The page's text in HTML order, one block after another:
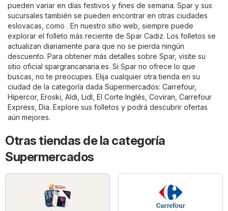
pueden variar en días festivos y fines de semana. Spar y sus
sucursales también se pueden encontrar en otras ciudades
eslovacas, como . En nuestro sitio web, siempre puede
explorar el folleto más reciente de Spar Cadiz. Los folletos se
actualizan diariamente para que no se pierda ningún
descuento. Para obtener más detalles sobre Spar, visite su
sitio oficial spargrancanaria.es. Si Spar no ofrece lo que
buscas, no te preocupes. Elija cualquier otra tienda en su
ciudad de la categoría dada Supermercados: Carrefour,
Hipercor, Eroski Aldi Lidl El Corte Inglés Coviran Carrefour
Express Dia. Explore sus folletos y podrá descubrir ofertas
aún mejores.
Otras tiendas de la categoría
Supermercados